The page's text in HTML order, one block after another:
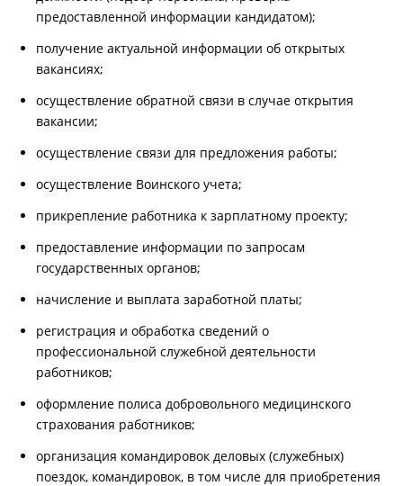
предоставленной информации кандидатом);
получение актуальной информации об открытых
вакансиях;
осуществление обратной связи в случае открытия
вакансии;
осуществление связи для предложения работы;
осуществление Воинского учета;
прикрепление работника к зарплатному проекту;
предоставление информации по запросам
государственных органов;
начисление и выплата заработной платы;
регистрация и обработка сведений о
профессиональной служебной деятельности
работников;
оформление полиса добровольного медицинского
страхования работников;
организация командировок деловых (служебных)
поездок, командировок, в том числе для приобретения